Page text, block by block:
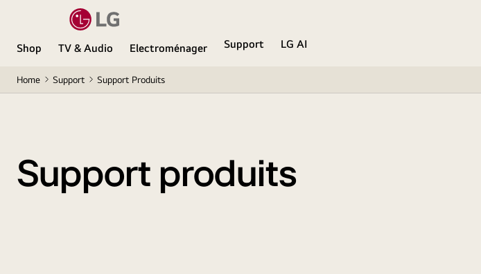
Shop TV & Audio Electroménager Support
LG AI
Home Support Support Produits
Support produits